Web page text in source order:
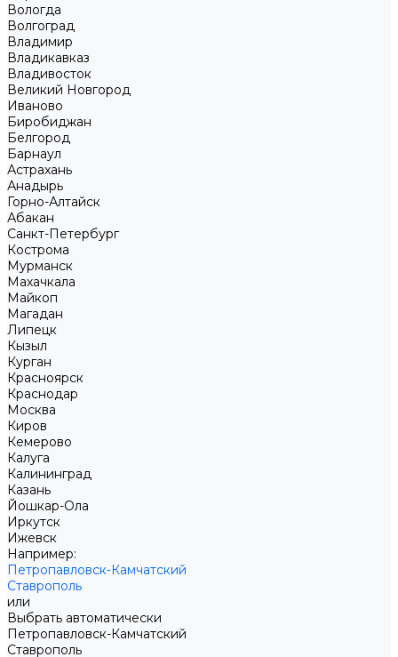
Вологда
Волгоград
Владимир
Владикавказ
Владивосток
Великий Новгород
Иваново
Биробиджан
Белгород
Барнаул
Астрахань
Анадырь
Горно-Алтайск
Абакан
Санкт-Петербург
Кострома
Мурманск
Махачкала
Майкоп
Магадан
Липецк
Кызыл
Курган
Красноярск
Краснодар
Москва
Киров
Кемерово
Калуга
Калининград
Казань
Йошкар-Ола
Иркутск
Ижевск
Например:
Петропавловск-Камчатский
Ставрополь
или
Выбрать автоматически
Петропавловск-Камчатский
Ставрополь